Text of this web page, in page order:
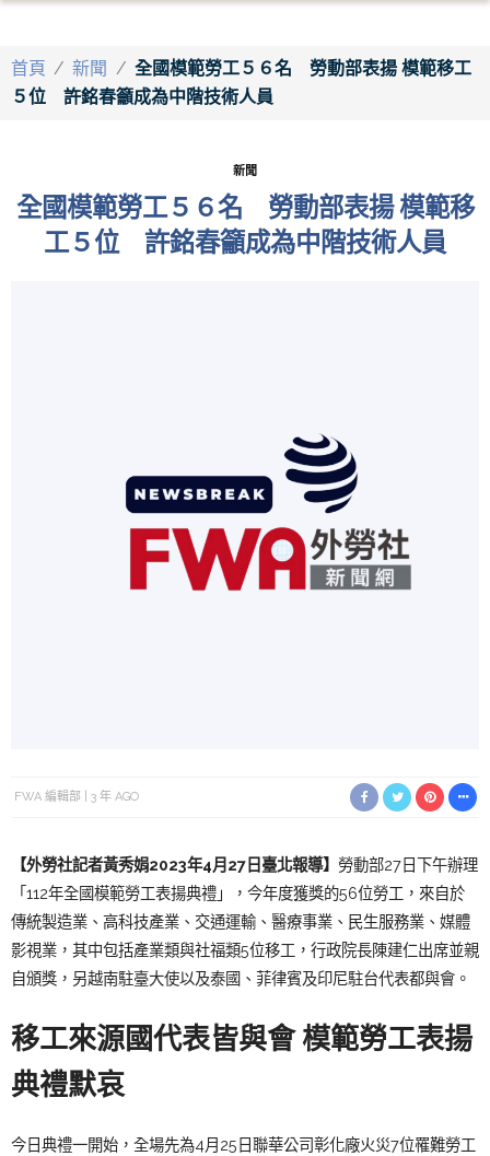
首頁 / 新聞 / 全國模範勞工５６名 勞動部表揚 模範移工
５位 許銘春籲成為中階技術人員
新聞
全國模範勞工５６名 勞動部表揚 模範移
工５位 許銘春籲成為中階技術人員
FWA 編輯部 3 年 AGO
【外勞社記者黃秀娟2023年4月27日臺北報導】 勞動部27日下午辦理
「112年全國模範勞工表揚典禮」，今年度獲獎的56位勞工，來自於
傳統製造業、高科技產業、交通運輸、醫療事業、民生服務業、媒體
影視業，其中包括產業類與社福類5位移工，行政院長陳建仁出席並親
自頒獎，另越南駐臺大使以及泰國、菲律賓及印尼駐台代表都與會。
移工來源國代表皆與會模範勞工表揚
典禮默哀
今日典禮一開始，全場先為4月25日聯華公司彰化廠火災7位罹難勞工